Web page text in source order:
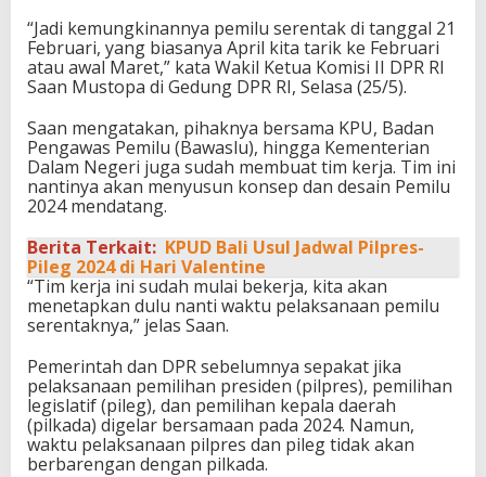
“Jadi kemungkinannya pemilu serentak di tanggal 21
Februari, yang biasanya April kita tarik ke Februari
atau awal Maret,” kata Wakil Ketua Komisi II DPR RI
Saan Mustopa di Gedung DPR RI, Selasa (25/5).
Saan mengatakan, pihaknya bersama KPU, Badan
Pengawas Pemilu (Bawaslu), hingga Kementerian
Dalam Negeri juga sudah membuat tim kerja. Tim ini
nantinya akan menyusun konsep dan desain Pemilu
2024 mendatang.
Berita Terkait: KPUD Bali Usul Jadwal Pilpres-
Pileg 2024 di Hari Valentine
“Tim kerja ini sudah mulai bekerja, kita akan
menetapkan dulu nanti waktu pelaksanaan pemilu
serentaknya,” jelas Saan.
Pemerintah dan DPR sebelumnya sepakat jika
pelaksanaan pemilihan presiden (pilpres), pemilihan
legislatif (pileg), dan pemilihan kepala daerah
(pilkada) digelar bersamaan pada 2024. Namun,
waktu pelaksanaan pilpres dan pileg tidak akan
berbarengan dengan pilkada.